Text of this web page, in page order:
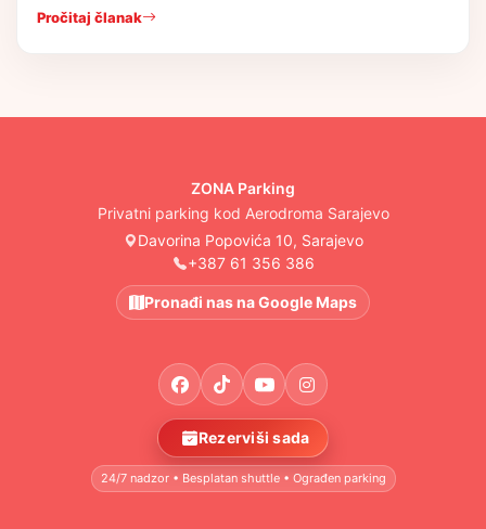
Pročitaj članak
ZONA Parking
Privatni parking kod Aerodroma Sarajevo
Davorina Popovića 10, Sarajevo
+387 61 356 386
Pronađi nas na Google Maps
Rezerviši sada
24/7 nadzor • Besplatan shuttle • Ograđen parking